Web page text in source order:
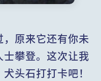
原来它还有你未
攀登。这次让我
头石打打卡吧！